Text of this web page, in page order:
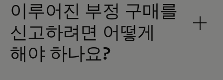
이루어진 부정 구매를
신고하려면 어떻게
해야 하나요?